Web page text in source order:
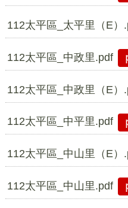
112太平區_太平里（E）
112太平區_中政里.pdf
112太平區_中政里（E）
112太平區_中平里.pdf
112太平區_中山里（E）
112太平區_中山里.pdf